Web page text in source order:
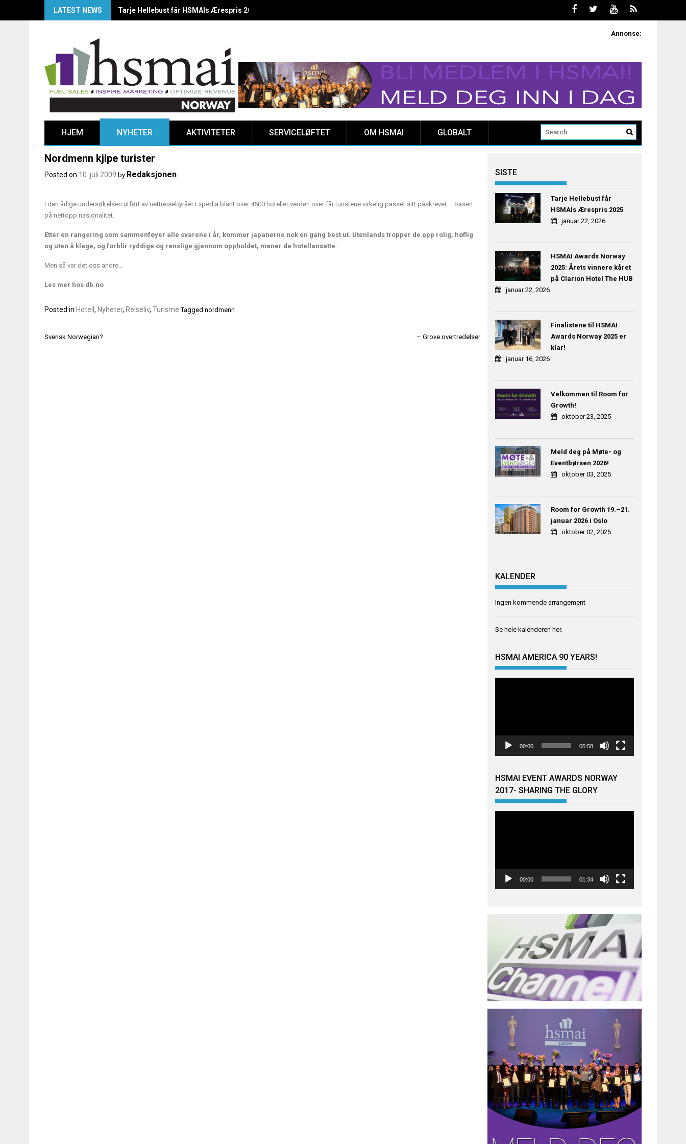
LATEST NEWS HSMAI Awards Norway 2025: Årets vinnere kåret på Clarion Hotel The HUB
Annonse:
HJEM NYHETER AKTIVITETER SERVICELØFTET OM HSMAI GLOBALT
Nordmenn kjipe turister
Posted on 10. juli 2009 by Redaksjonen
I den årlige undersøkelsen utført av nettreisebyrået Expedia blant over 4500 hoteller verden over får turistene virkelig passet sitt påskrevet – basert
på nettopp nasjonalitet.
Etter en rangering som sammenføyer alle svarene i år, kommer japanerne nok en gang best ut. Utenlands tropper de opp rolig, høflig
og uten å klage, og forblir ryddige og renslige gjennom oppholdet, mener de hotellansatte.
Men så var det oss andre…
Les mer hos db.no
Posted in Hotell , Nyheter, Reiseliv, Turisme Tagged nordmenn
Innleggsnavigasjon
Svensk Norwegian? – Grove overtredelser
SISTE
Tarje Hellebust får
HSMAIs Ærespris 2025
januar 22, 2026
HSMAI Awards Norway
2025: Årets vinnere kåret
på Clarion Hotel The HUB
januar 22, 2026
Finalistene til HSMAI
Awards Norway 2025 er
klar!
januar 16, 2026
Velkommen til Room for
Growth!
oktober 23, 2025
Meld deg på Møte- og
Eventbørsen 2026!
oktober 03, 2025
Room for Growth 19.–21.
januar 2026 i Oslo
oktober 02, 2025
KALENDER
Ingen kommende arrangement
Se hele kalenderen her.
HSMAI AMERICA 90 YEARS!
00:00 05:58
HSMAI EVENT AWARDS NORWAY
2017- SHARING THE GLORY
00:00 01:34